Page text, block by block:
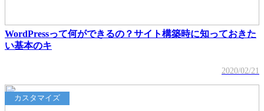
WordPressって何ができるの？サイト構築時に知っておきた
い基本のキ
2020/02/21
カスタマイズ